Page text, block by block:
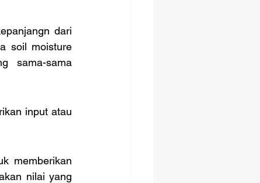
soil moisture
sama-sama
nilai yang